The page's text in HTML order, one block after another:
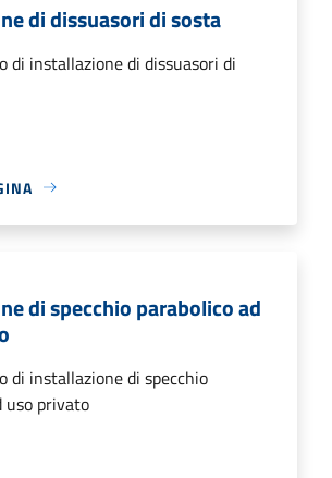
di dissuasori di sosta
di installazione di dissuasori di
di specchio parabolico ad
di installazione di specchio
uso privato